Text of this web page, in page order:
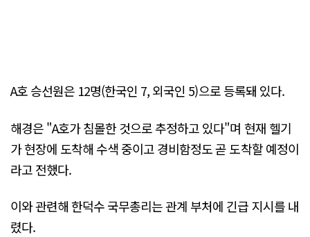
A호 승선원은 12명(한국인 7, 외국인 5)으로 등록돼 있다.
해경은 "A호가 침몰한 것으로 추정하고 있다"며 현재 헬기
가 현장에 도착해 수색 중이고 경비함정도 곧 도착할 예정이
라고 전했다.
이와 관련해 한덕수 국무총리는 관계 부처에 긴급 지시를 내
렸다.